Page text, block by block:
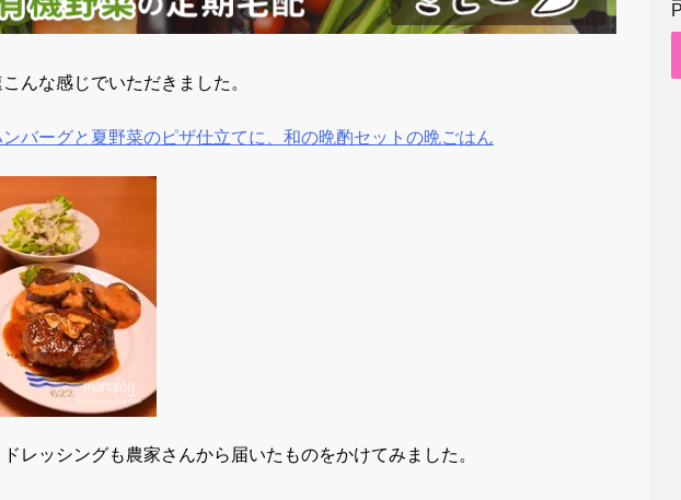
んな感じでいただきました。
バーグと夏野菜のピザ仕立てに、和の晩酌セットの晩ごはん
レッシングも農家さんから届いたものをかけてみました。